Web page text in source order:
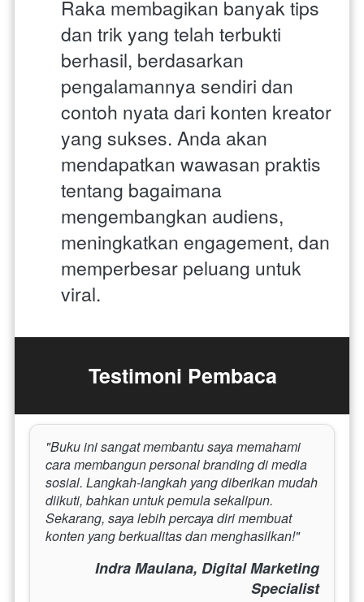
Raka membagikan banyak tips
dan trik yang telah terbukti
berhasil, berdasarkan
pengalamannya sendiri dan
contoh nyata dari konten kreator
yang sukses. Anda akan
mendapatkan wawasan praktis
tentang bagaimana
mengembangkan audiens,
meningkatkan engagement, dan
memperbesar peluang untuk
viral.
Testimoni Pembaca
"Buku ini sangat membantu saya memahami
cara membangun personal branding di media
sosial. Langkah-langkah yang diberikan mudah
diikuti, bahkan untuk pemula sekalipun.
Sekarang, saya lebih percaya diri membuat
konten yang berkualitas dan menghasilkan!"
Indra Maulana, Digital Marketing
Specialist